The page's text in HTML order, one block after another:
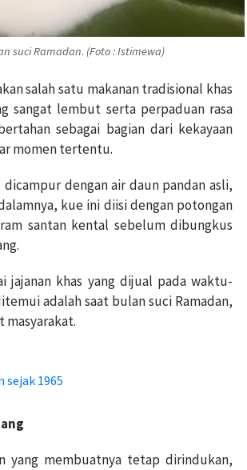
suci Ramadan. (Foto : Istimewa)
salah satu makanan tradisional khas
sangat lembut serta perpaduan rasa
sebagai bagian dari kekayaan
momen tertentu.
dengan air daun pandan asli,
kue ini diisi dengan potongan
santan kental sebelum dibungkus
jajanan khas yang dijual pada waktu-
adalah saat bulan suci Ramadan,
masyarakat.
sejak 1965
yang membuatnya tetap dirindukan,